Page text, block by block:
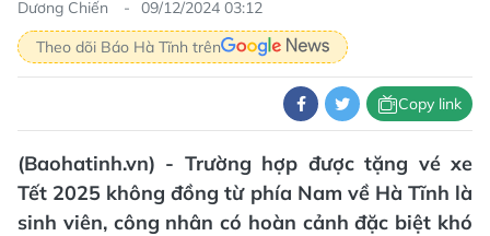
Dương Chiến
09/12/2024 03:12
Theo dõi Báo Hà Tĩnh trên
Copy link
(Baohatinh.vn) - Trường hợp được tặng vé xe
Tết 2025 không đồng từ phía Nam về Hà Tĩnh là
sinh viên, công nhân có hoàn cảnh đặc biệt khó